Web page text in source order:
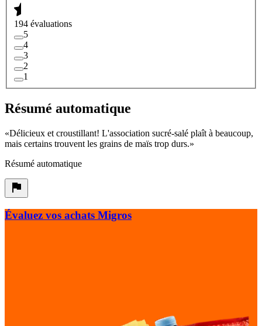
194 évaluations
5
4
3
2
1
Résumé automatique
«Délicieux et croustillant! L'association sucré-salé plaît à beaucoup,
mais certains trouvent les grains de maïs trop durs.»
Résumé automatique
Évaluez vos achats Migros